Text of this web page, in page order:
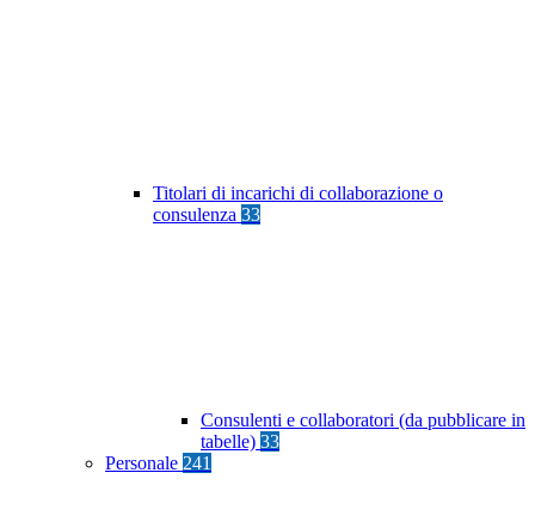
Titolari di incarichi di collaborazione o
consulenza 33
Consulenti e collaboratori (da pubblicare in
tabelle) 33
Personale 241